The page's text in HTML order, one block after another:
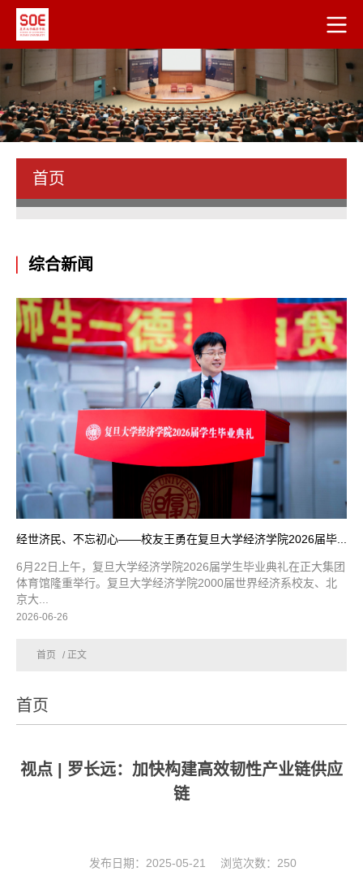
首页
综合新闻
经世济民、不忘初心——校友王勇在复旦大学经济学院2026届毕...
6月22日上午，复旦大学经济学院2026届学生毕业典礼在正大集团
体育馆隆重举行。复旦大学经济学院2000届世界经济系校友、北
京大...
2026-06-26
首页 / 正文
首页
视点 | 罗长远：加快构建高效韧性产业链供应
链
发布日期：2025-05-21 浏览次数： 250